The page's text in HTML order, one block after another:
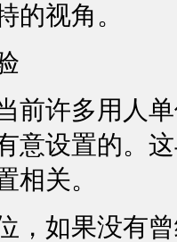
的视角。
许多用人单
意设置的。
相关。
如果没有曾